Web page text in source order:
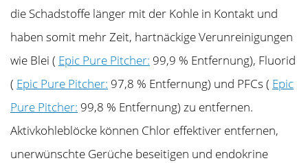
die Schadstoffe länger mit der Kohle in Kontakt und
haben somit mehr Zeit, hartnäckige Verunreinigungen
wie Blei ( Epic Pure Pitcher: 99,9 % Entfernung), Fluorid
( Epic Pure Pitcher: 97,8 % Entfernung) und PFCs ( Epic
Pure Pitcher: 99,8 % Entfernung) zu entfernen.
Aktivkohleblöcke können Chlor effektiver entfernen,
unerwünschte Gerüche beseitigen und endokrine